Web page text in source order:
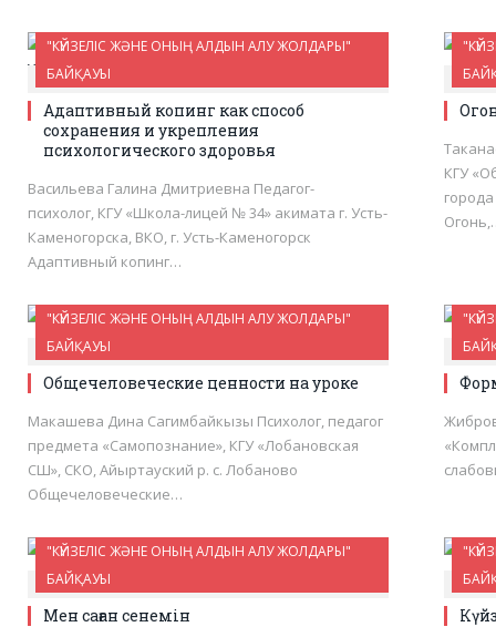
"КҮЙЗЕЛІС ЖӘНЕ ОНЫҢ АЛДЫН АЛУ ЖОЛДАРЫ"
БАЙҚАУЫ
Адаптивный копинг как способ
сохранения и укрепления
психологического здоровья
Васильева Галина Дмитриевна Педагог-
психолог, КГУ «Школа-лицей № 34» акимата г. Усть-
Каменогорска, ВКО, г. Усть-Каменогорск
Адаптивный копинг…
КГУ
"КҮЙЗЕЛІС ЖӘНЕ ОНЫҢ АЛДЫН АЛУ ЖОЛДАРЫ"
БАЙҚАУЫ
Общечеловеческие ценности на уроке
Макашева Дина Сагимбайкызы Психолог, педагог
предмета «Самопознание», КГУ «Лобановская
СШ», СКО, Айыртауский р. с. Лобаново
Общечеловеческие…
"КҮЙЗЕЛІС ЖӘНЕ ОНЫҢ АЛДЫН АЛУ ЖОЛДАРЫ"
БАЙҚАУЫ
Мен саған сенемін